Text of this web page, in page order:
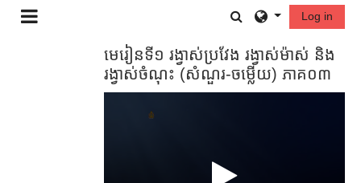
Skip to main content
Toggle search
Log in
មេរៀន​ទី១ រង្វាស់ប្រវែង រង្វាស់​ម៉ាស់ និង​
រង្វាស់​ចំណុះ (សំណួរ-ចម្លើយ) ភាគ០៣